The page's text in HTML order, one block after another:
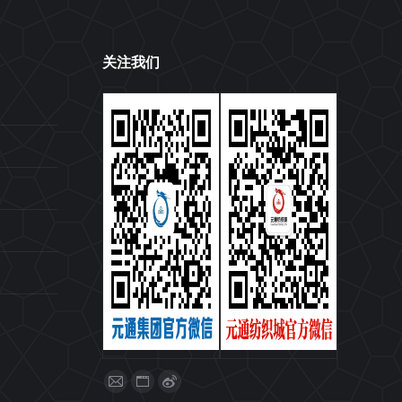
关注我们
找到我们：
Mail
WebsiteWeibo